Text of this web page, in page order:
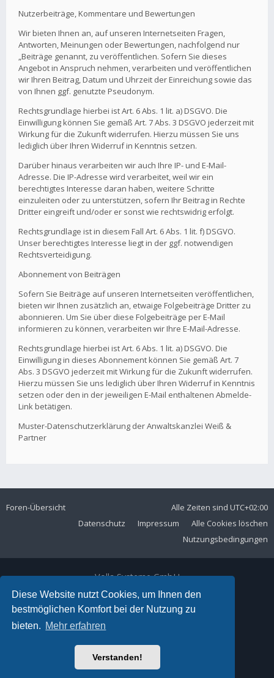
Diese Website nutzt Cookies, um Ihnen den
bestmöglichen Komfort bei der Nutzung zu
bieten. Mehr erfahren
Verstanden!
Nutzerbeiträge, Kommentare und Bewertungen
Wir bieten Ihnen an, auf unseren Internetseiten Fragen,
Antworten, Meinungen oder Bewertungen, nachfolgend nur
„Beiträge genannt, zu veröffentlichen. Sofern Sie dieses
Angebot in Anspruch nehmen, verarbeiten und veröffentlichen
wir Ihren Beitrag, Datum und Uhrzeit der Einreichung sowie das
von Ihnen ggf. genutzte Pseudonym.
Rechtsgrundlage hierbei ist Art. 6 Abs. 1 lit. a) DSGVO. Die
Einwilligung können Sie gemäß Art. 7 Abs. 3 DSGVO jederzeit mit
Wirkung für die Zukunft widerrufen. Hierzu müssen Sie uns
lediglich über Ihren Widerruf in Kenntnis setzen.
Darüber hinaus verarbeiten wir auch Ihre IP- und E-Mail-
Adresse. Die IP-Adresse wird verarbeitet, weil wir ein
berechtigtes Interesse daran haben, weitere Schritte
einzuleiten oder zu unterstützen, sofern Ihr Beitrag in Rechte
Dritter eingreift und/oder er sonst wie rechtswidrig erfolgt.
Rechtsgrundlage ist in diesem Fall Art. 6 Abs. 1 lit. f) DSGVO.
Unser berechtigtes Interesse liegt in der ggf. notwendigen
Rechtsverteidigung.
Abonnement von Beiträgen
Sofern Sie Beiträge auf unseren Internetseiten veröffentlichen,
bieten wir Ihnen zusätzlich an, etwaige Folgebeiträge Dritter zu
abonnieren. Um Sie über diese Folgebeiträge per E-Mail
informieren zu können, verarbeiten wir Ihre E-Mail-Adresse.
Rechtsgrundlage hierbei ist Art. 6 Abs. 1 lit. a) DSGVO. Die
Einwilligung in dieses Abonnement können Sie gemäß Art. 7
Abs. 3 DSGVO jederzeit mit Wirkung für die Zukunft widerrufen.
Hierzu müssen Sie uns lediglich über Ihren Widerruf in Kenntnis
setzen oder den in der jeweiligen E-Mail enthaltenen Abmelde-
Link betätigen.
Muster-Datenschutzerklärung der Anwaltskanzlei Weiß &
Partner
Foren-Übersicht Alle Zeiten sind UTC+02:00
Alle Cookies löschen
Impressum
Datenschutz
Nutzungsbedingungen
Volla Systeme GmbH
Kölner Straße 102
42897 Remscheid
Telefon:+49 2191 59897 61
E-Mail:
Ariki Theme by